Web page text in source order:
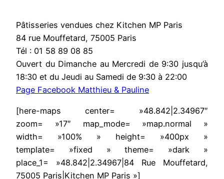
Pâtisseries vendues chez Kitchen MP Paris
84 rue Mouffetard, 75005 Paris
Tél : 01 58 89 08 85
Ouvert du Dimanche au Mercredi de 9:30 jusqu’à
18:30 et du Jeudi au Samedi de 9:30 à 22:00
Page Facebook Matthieu & Pauline
[here-maps center= »48.842|2.34967″
zoom= »17″ map_mode= »map.normal »
width= »100% » height= »400px »
template= »fixed » theme= »dark »
place_1= »48.842|2.34967|84 Rue Mouffetard,
75005 Paris|Kitchen MP Paris »]